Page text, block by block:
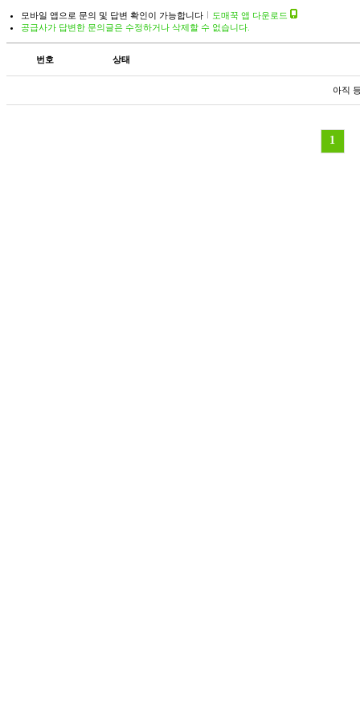
모바일 앱으로 문의 및 답변 확인이 가능합니다
도매꾹 앱 다운로드
공급사가 답변한 문의글은 수정하거나 삭제할 수 없습니다.
번호 상태
아직
1